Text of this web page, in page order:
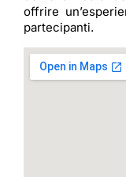
offrire
partecipanti.